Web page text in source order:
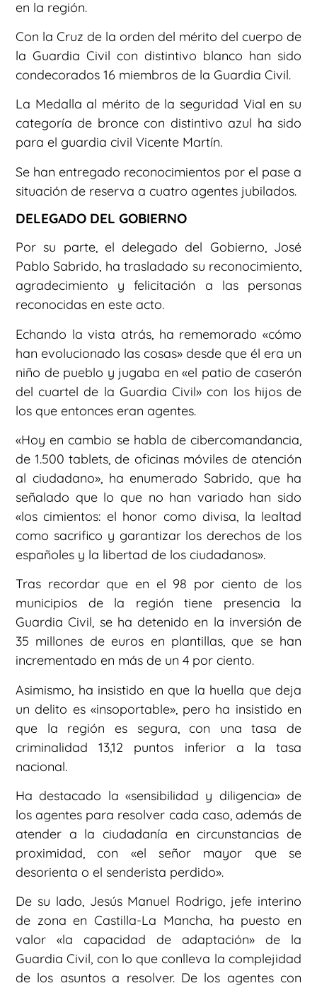
en la región.
Con la Cruz de la orden del mérito del cuerpo de
la Guardia Civil con distintivo blanco han sido
condecorados 16 miembros de la Guardia Civil.
La Medalla al mérito de la seguridad Vial en su
categoría de bronce con distintivo azul ha sido
para el guardia civil Vicente Martín.
Se han entregado reconocimientos por el pase a
situación de reserva a cuatro agentes jubilados.
DELEGADO DEL GOBIERNO
Por su parte, el delegado del Gobierno, José
Pablo Sabrido, ha trasladado su reconocimiento,
agradecimiento y felicitación a las personas
reconocidas en este acto.
Echando la vista atrás, ha rememorado «cómo
han evolucionado las cosas» desde que él era un
niño de pueblo y jugaba en «el patio de caserón
del cuartel de la Guardia Civil» con los hijos de
los que entonces eran agentes.
«Hoy en cambio se habla de cibercomandancia,
de 1.500 tablets, de oficinas móviles de atención
al ciudadano», ha enumerado Sabrido, que ha
señalado que lo que no han variado han sido
«los cimientos: el honor como divisa, la lealtad
como sacrifico y garantizar los derechos de los
españoles y la libertad de los ciudadanos».
Tras recordar que en el 98 por ciento de los
municipios de la región tiene presencia la
Guardia Civil, se ha detenido en la inversión de
35 millones de euros en plantillas, que se han
incrementado en más de un 4 por ciento.
Asimismo, ha insistido en que la huella que deja
un delito es «insoportable», pero ha insistido en
que la región es segura, con una tasa de
criminalidad 13,12 puntos inferior a la tasa
nacional.
Ha destacado la «sensibilidad y diligencia» de
los agentes para resolver cada caso, además de
atender a la ciudadanía en circunstancias de
proximidad, con «el señor mayor que se
desorienta o el senderista perdido».
De su lado, Jesús Manuel Rodrigo, jefe interino
de zona en Castilla-La Mancha, ha puesto en
valor «la capacidad de adaptación» de la
Guardia Civil, con lo que conlleva la complejidad
de los asuntos a resolver. De los agentes con